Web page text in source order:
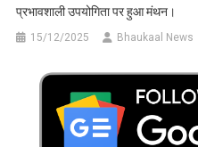
प्रभावशाली उपयोगिता पर हुआ मंथन।
15/12/2025 Bhaukaal News